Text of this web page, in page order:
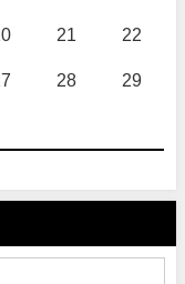
21 22
28 29